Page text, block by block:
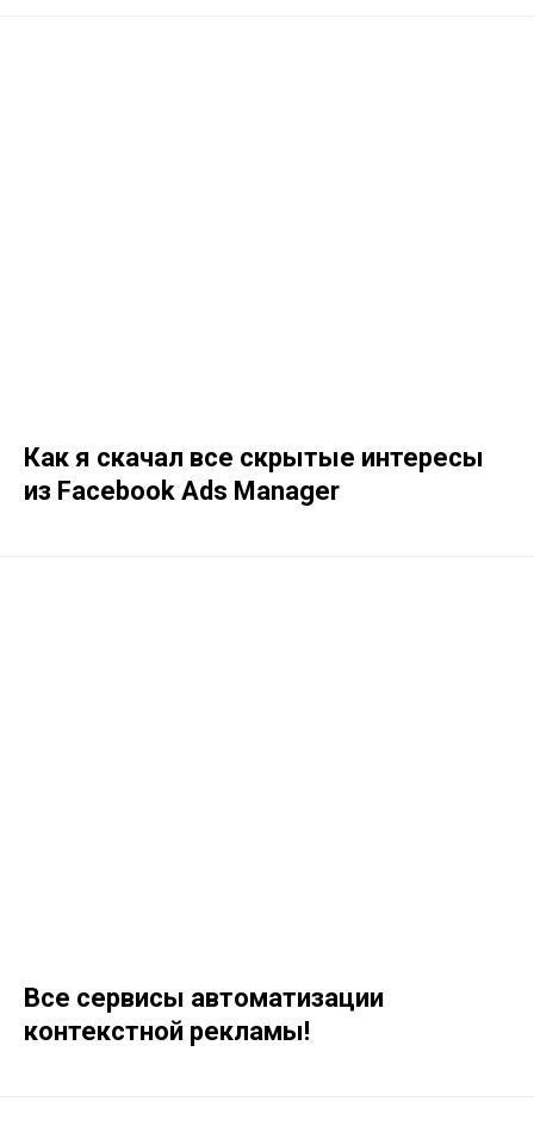
Как я скачал все скрытые интересы
из Facebook Ads Manager
Все сервисы автоматизации
контекстной рекламы!